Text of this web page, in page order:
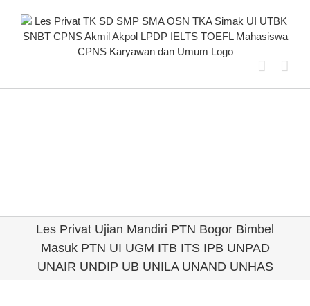
content
Les Privat Ujian Mandiri PTN Bogor Bimbel
Masuk PTN UI UGM ITB ITS IPB UNPAD
UNAIR UNDIP UB UNILA UNAND UNHAS